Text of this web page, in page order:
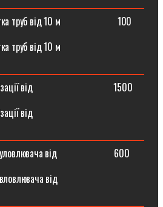
труб від 10 м⠀⠀⠀⠀⠀⠀⠀⠀100
труб від 10 м
від ⠀⠀⠀⠀⠀⠀⠀⠀⠀⠀⠀1500
від
від⠀⠀⠀⠀⠀⠀⠀⠀600
від